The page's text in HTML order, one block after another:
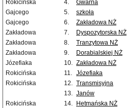
Rokicińska
4. Gwarna
Gajcego
5. szkoła
Gajcego
6. Zakładowa NŻ
Zakładowa
7. Dyspozytorska NŻ
Zakładowa
8. Tranzytowa NŻ
Zakładowa
9. Dorabialskiej NŻ
Józefiaka
10. Zakładowa NŻ
Rokicińska
11. Józefiaka
Rokicińska
12. Transmisyjna
13. Janów
Rokicińska
14. Hetmańska NŻ